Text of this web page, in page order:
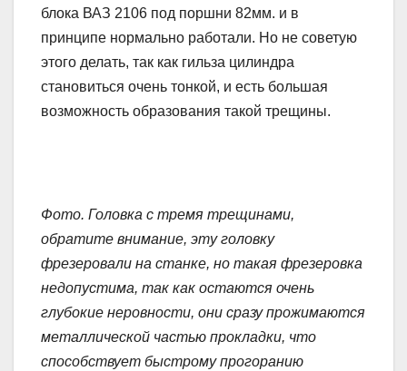
блока ВАЗ 2106 под поршни 82мм. и в
принципе нормально работали. Но не советую
этого делать, так как гильза цилиндра
становиться очень тонкой, и есть большая
возможность образования такой трещины.
Фото. Головка с тремя трещинами,
обратите внимание, эту головку
фрезеровали на станке, но такая фрезеровка
недопустима, так как остаются очень
глубокие неровности, они сразу прожимаются
металлической частью прокладки, что
способствует быстрому прогоранию